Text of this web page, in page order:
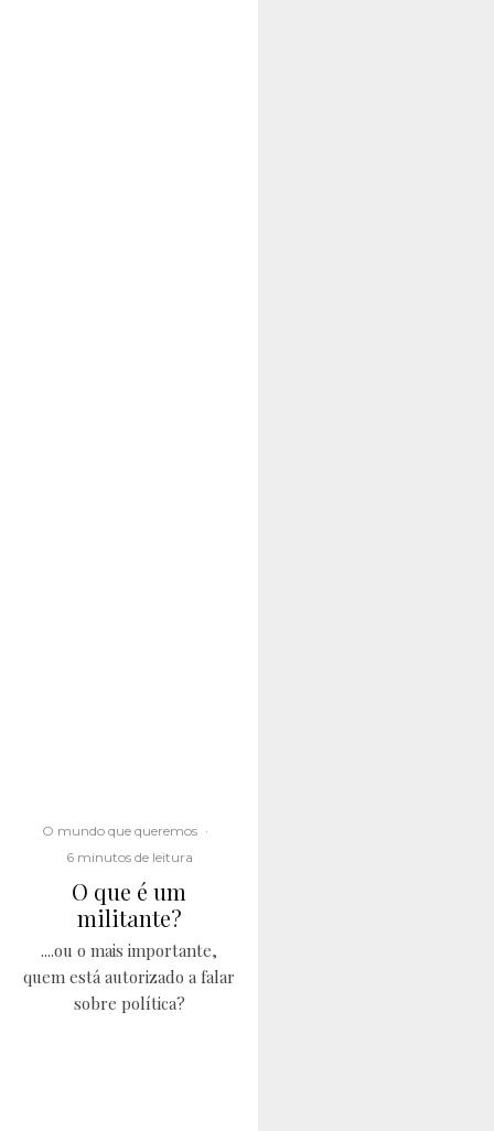
O mundo que queremos ·
6 minutos de leitura
O que é um
militante?
....ou o mais importante,
quem está autorizado a falar
sobre política?